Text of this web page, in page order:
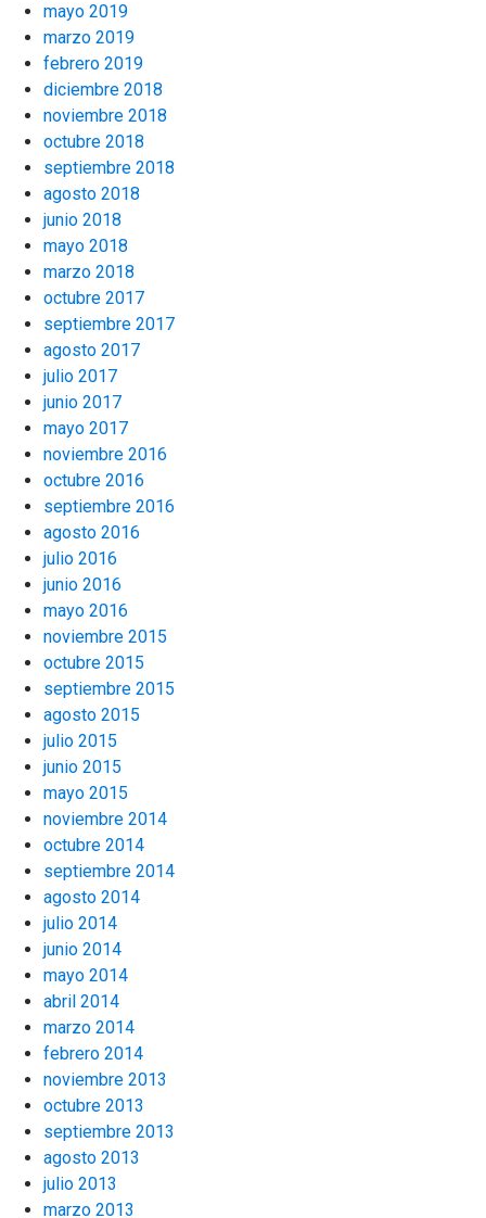
mayo 2019
marzo 2019
febrero 2019
diciembre 2018
noviembre 2018
octubre 2018
septiembre 2018
agosto 2018
junio 2018
mayo 2018
marzo 2018
octubre 2017
septiembre 2017
agosto 2017
julio 2017
junio 2017
mayo 2017
noviembre 2016
octubre 2016
septiembre 2016
agosto 2016
julio 2016
junio 2016
mayo 2016
noviembre 2015
octubre 2015
septiembre 2015
agosto 2015
julio 2015
junio 2015
mayo 2015
noviembre 2014
octubre 2014
septiembre 2014
agosto 2014
julio 2014
junio 2014
mayo 2014
abril 2014
marzo 2014
febrero 2014
noviembre 2013
octubre 2013
septiembre 2013
agosto 2013
julio 2013
marzo 2013